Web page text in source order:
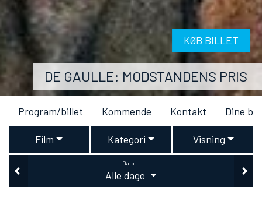
DE GAULLE: MODSTANDENS PRIS
KØB BILLET
Program/billet Kommende Kontakt Dine
Film Kategori Visning
Dato
Alle dage